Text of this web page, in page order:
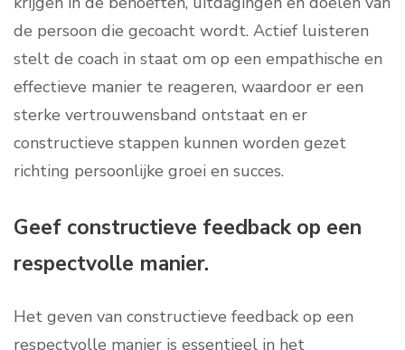
de persoon die gecoacht wordt. Actief luisteren
stelt de coach in staat om op een empathische en
effectieve manier te reageren, waardoor er een
sterke vertrouwensband ontstaat en er
constructieve stappen kunnen worden gezet
richting persoonlijke groei en succes.
Geef constructieve feedback op een
respectvolle manier.
Het geven van constructieve feedback op een
respectvolle manier is essentieel in het